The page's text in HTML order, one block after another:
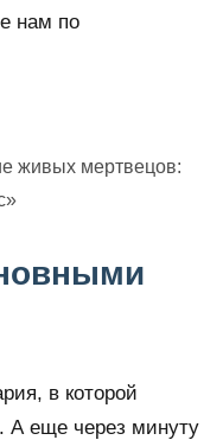
нам по
живых мертвецов:
в которой
А еще через минуту